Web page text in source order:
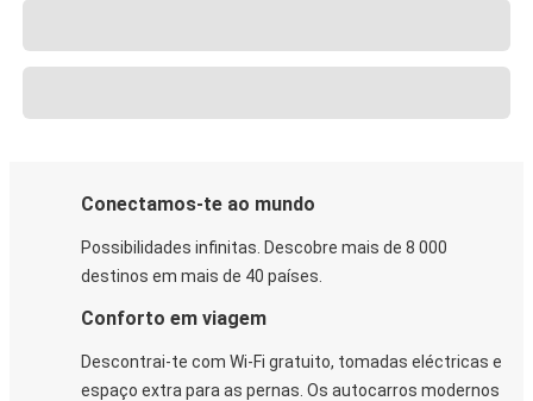
Conectamos-te ao mundo
Possibilidades infinitas. Descobre mais de 8 000
destinos em mais de 40 países.
Conforto em viagem
Descontrai-te com Wi-Fi gratuito, tomadas eléctricas e
espaço extra para as pernas. Os autocarros modernos